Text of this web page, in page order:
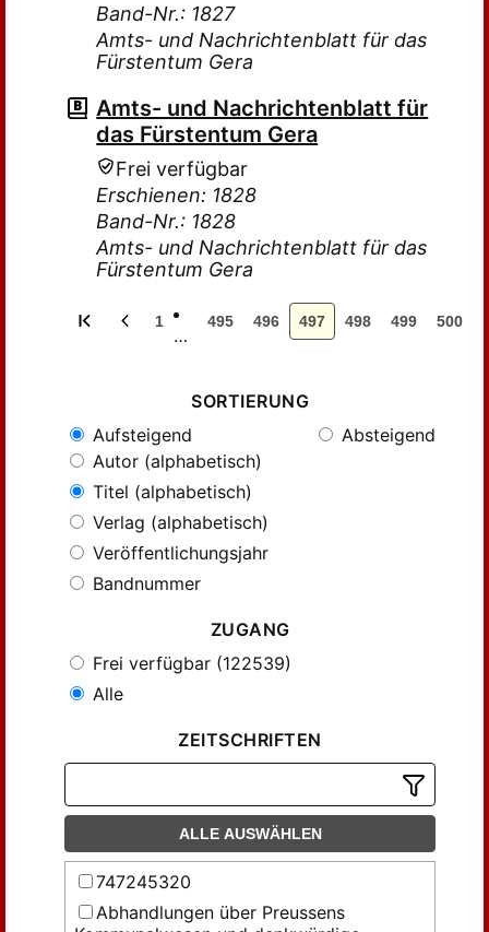
Band-Nr.: 1827
Amts- und Nachrichtenblatt für das
Fürstentum Gera
Amts- und Nachrichtenblatt für
das Fürstentum Gera
Frei verfügbar
Erschienen: 1828
Band-Nr.: 1828
Amts- und Nachrichtenblatt für das
Fürstentum Gera
1
…
495 496 497 498 499 500
SORTIERUNG
Aufsteigend
Absteigend
Autor (alphabetisch)
Titel (alphabetisch)
Verlag (alphabetisch)
Veröffentlichungsjahr
Bandnummer
ZUGANG
Frei verfügbar (122539)
Alle
ZEITSCHRIFTEN
ALLE AUSWÄHLEN
747245320
Abhandlungen über Preussens